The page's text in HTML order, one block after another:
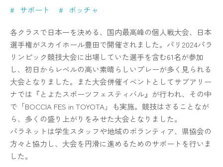
サポート ボッチャ
各クラスで日本一を決める、国内最高峰の個人戦大会、日本
選手権がスカイホール豊田で開催されました。パリ2024パラ
リンピック競技大会に出場していた選手を含む61名が参加
し、初日からレベルの高い素晴らしいプレーが多く見られる
大会となりました。また大会併催イベントとしてサブアリー
ナでは『とよたスポーツフェスティバル』が行われ、その中
で「BOCCIA FES in TOYOTA」も実施。競技はさることなが
ら、多くの盛り上がりをみせた大会となりました。
パラネットは学生スタッフや地域のボランティア、県協会の
方々と協力し、大会を円滑に進めるためのサポートを行いま
した。